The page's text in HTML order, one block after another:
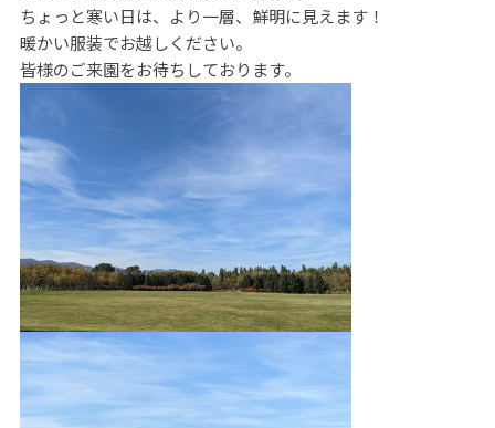
ちょっと寒い日は、より一層、鮮明に見えます！
暖かい服装でお越しください。
皆様のご来園をお待ちしております。